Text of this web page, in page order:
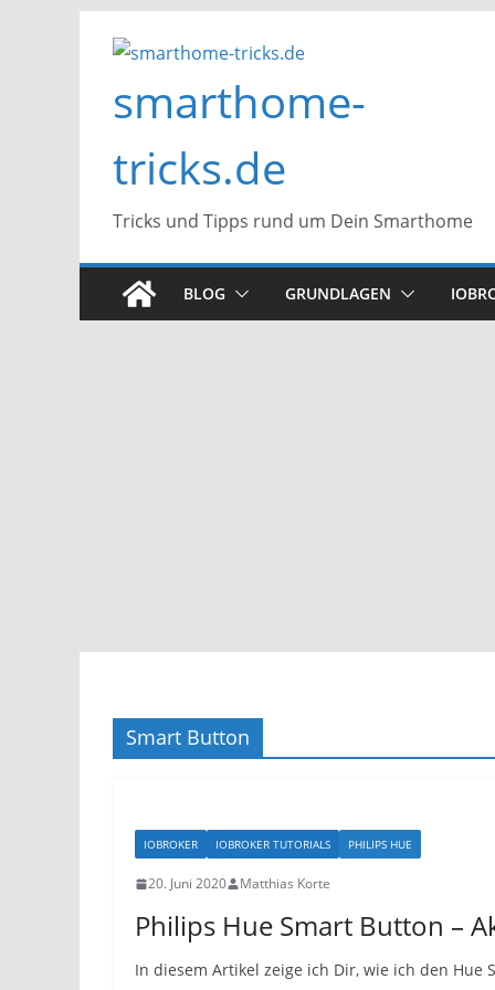
Inhalt
smarthome-
tricks.de
Tricks und Tipps rund um Dein Smarthome
BLOG GRUNDLAGEN
Smart Button
IOBROKER IOBROKER TUTORIALS PHILIPS HUE
20. Juni 2020 Matthias Korte
Philips Hue Smart Button –
In diesem Artikel zeige ich Dir, wie ich den